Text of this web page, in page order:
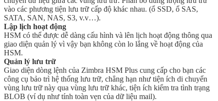
vào các phương tiện lưu trữ cấp độ khác nhau. (ổ SSD, ổ SAS,
SATA, SAN, NAS, S3, v.v…).
Lập lịch hoạt động
HSM có thể được dễ dàng cấu hình và lên lịch hoạt động thông qua
giao diện quản lý vì vậy bạn không còn lo lắng về hoạt động của
HSM.
Quản lý lưu trữ
Giao diện dòng lệnh của Zimbra HSM Plus cung cấp cho bạn các
công cụ bảo trì hệ thống lưu trữ, chẳng hạn như tiện ích di chuyển
vùng lưu trữ này qua vùng lưu trữ khác, tiện ích kiểm tra tình trạng
BLOB (ví dụ như tính toàn vẹn của dữ liệu mail).